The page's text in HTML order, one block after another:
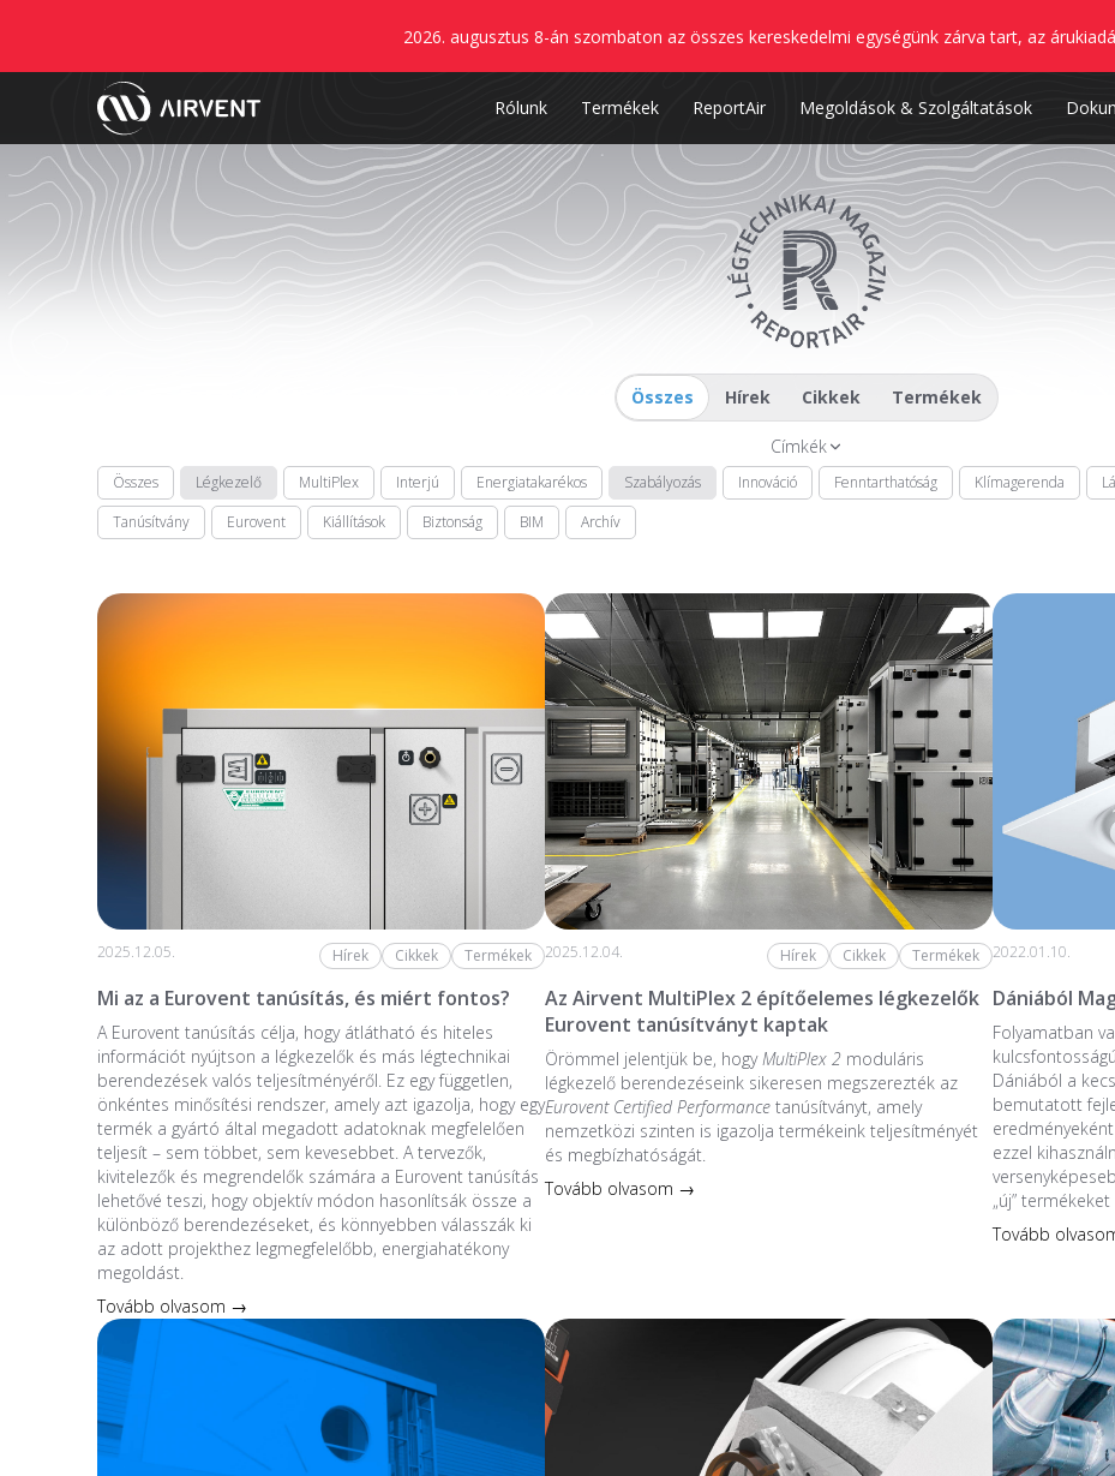
2026. augusztus 8-án szombaton az összes kereskedelmi egységünk zárva tart, az
Rólunk Termékek ReportAir Megoldások & Szolgáltatások
Összes Hírek Cikkek Termékek
Címkék
Összes Légkezelő MultiPlex Interjú Energiatakarékos Szabályozás Innováció Fenntarthatóság Klímagerenda
Tanúsítvány
Eurovent Kiállítások Biztonság BIM Archív
2025.12.05. Hírek Cikkek Termékek
Mi az a Eurovent tanúsítás, és miért fontos?
A Eurovent tanúsítás célja, hogy átlátható és hiteles
információt nyújtson a légkezelők és más légtechnikai
berendezések valós teljesítményéről. Ez egy független,
önkéntes minősítési rendszer, amely azt igazolja, hogy egy
termék a gyártó által megadott adatoknak megfelelően
teljesít – sem többet, sem kevesebbet. A tervezők,
kivitelezők és megrendelők számára a Eurovent tanúsítás
lehetővé teszi, hogy objektív módon hasonlítsák össze a
különböző berendezéseket, és könnyebben válasszák ki
az adott projekthez legmegfelelőbb, energiahatékony
megoldást.
Tovább olvasom →
2025.12.04. Hírek Cikkek Termékek
Az Airvent MultiPlex 2 építőelemes légkezelők
Eurovent tanúsítványt kaptak
Örömmel jelentjük be, hogyMultiPlex 2moduláris
légkezelő berendezéseink sikeresen megszerezték az
Eurovent Certified Performancetanúsítványt, amely
nemzetközi szinten is igazolja termékeink teljesítményét
és megbízhatóságát.
Tovább olvasom →
2022.01.10.
Dániából
Folyamatban
Dániából a
bemutatott
ezzel
„új”
Tovább